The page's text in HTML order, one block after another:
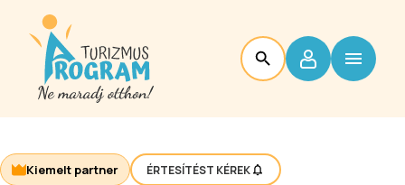
Kiemelt partner ÉRTESÍTÉST KÉREK